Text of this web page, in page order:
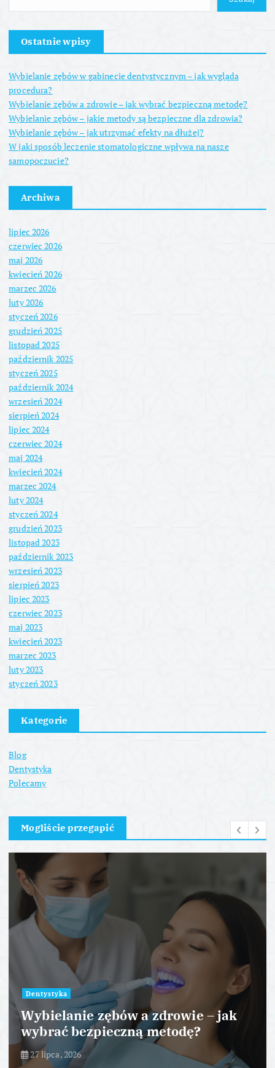
w
p
i
s
u
Ostatnie wpisy
Wybielanie zębów w gabinecie dentystycznym – jak wygląda
procedura?
Wybielanie zębów a zdrowie – jak wybrać bezpieczną metodę?
Wybielanie zębów – jakie metody są bezpieczne dla zdrowia?
Wybielanie zębów – jak utrzymać efekty na dłużej?
W jaki sposób leczenie stomatologiczne wpływa na nasze
samopoczucie?
Archiwa
lipiec 2026
czerwiec 2026
maj 2026
kwiecień 2026
marzec 2026
luty 2026
styczeń 2026
grudzień 2025
listopad 2025
październik 2025
styczeń 2025
październik 2024
wrzesień 2024
sierpień 2024
lipiec 2024
czerwiec 2024
maj 2024
kwiecień 2024
marzec 2024
luty 2024
styczeń 2024
grudzień 2023
listopad 2023
październik 2023
wrzesień 2023
sierpień 2023
lipiec 2023
czerwiec 2023
maj 2023
kwiecień 2023
marzec 2023
luty 2023
styczeń 2023
Kategorie
Blog
Dentystyka
Polecamy
Mogliście przegapić
Dentystyka
Wybielanie zębów a zdrowie – jak
wybrać bezpieczną metodę?
27 lipca, 2026